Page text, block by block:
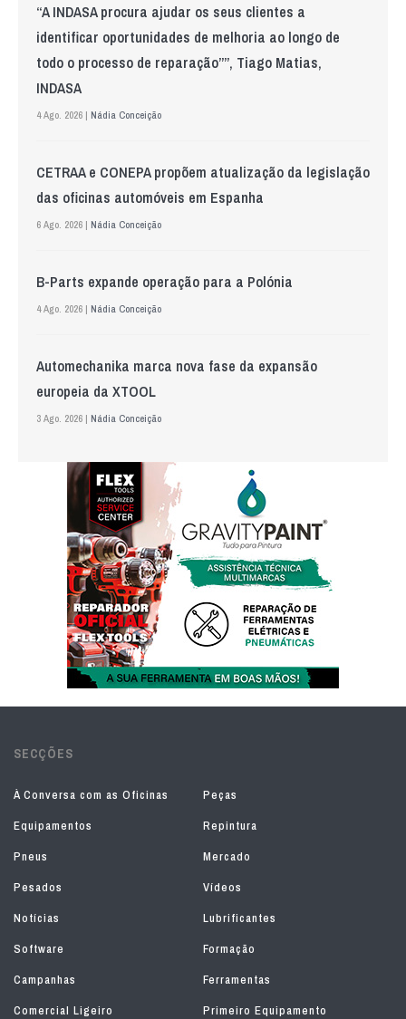
“A INDASA procura ajudar os seus clientes a
identificar oportunidades de melhoria ao longo de
todo o processo de reparação””, Tiago Matias,
INDASA
4 Ago. 2026 | Nádia Conceição
CETRAA e CONEPA propõem atualização da legislação
das oficinas automóveis em Espanha
6 Ago. 2026 | Nádia Conceição
B-Parts expande operação para a Polónia
4 Ago. 2026 | Nádia Conceição
Automechanika marca nova fase da expansão
europeia da XTOOL
3 Ago. 2026 | Nádia Conceição
SECÇÕES
À Conversa com as Oficinas
Peças
Equipamentos
Repintura
Pneus
Mercado
Pesados
Vídeos
Notícias
Lubrificantes
Software
Formação
Campanhas
Ferramentas
Comercial Ligeiro
Primeiro Equipamento